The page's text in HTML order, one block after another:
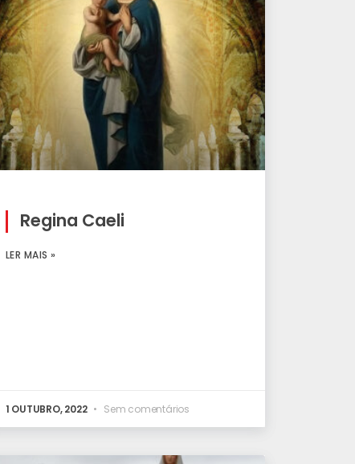
Regina Caeli
LER MAIS »
1 OUTUBRO, 2022 Sem comentários